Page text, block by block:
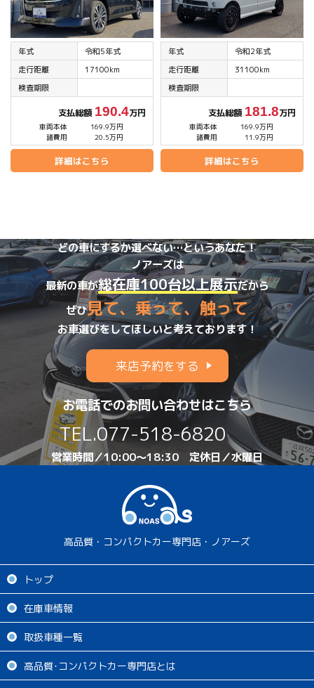
年式
令和5年式
走行距離
17100km
検査期限
支払総額 190.4万円
車両本体
169.9万円
諸費用
20.5万円
詳細はこちら
年式
令和2年式
走行距離
31100km
検査期限
支払総額 181.8万円
車両本体
169.9万円
諸費用
11.9万円
詳細はこちら
どの車にするか選べない…というあなた！
ノアーズは
最新の車が総在庫100台以上展示だから
ぜひ見て、乗って、触って
お車選びをしてほしいと考えております！
来店予約をする
お電話でのお問い合わせはこちら
TEL.077-518-6820
営業時間／10:00～18:30 定休日／水曜日
高品質・コンパクトカー専門店・ノアーズ
トップ
在庫車情報
取扱車種一覧
高品質･コンパクトカー専門店とは